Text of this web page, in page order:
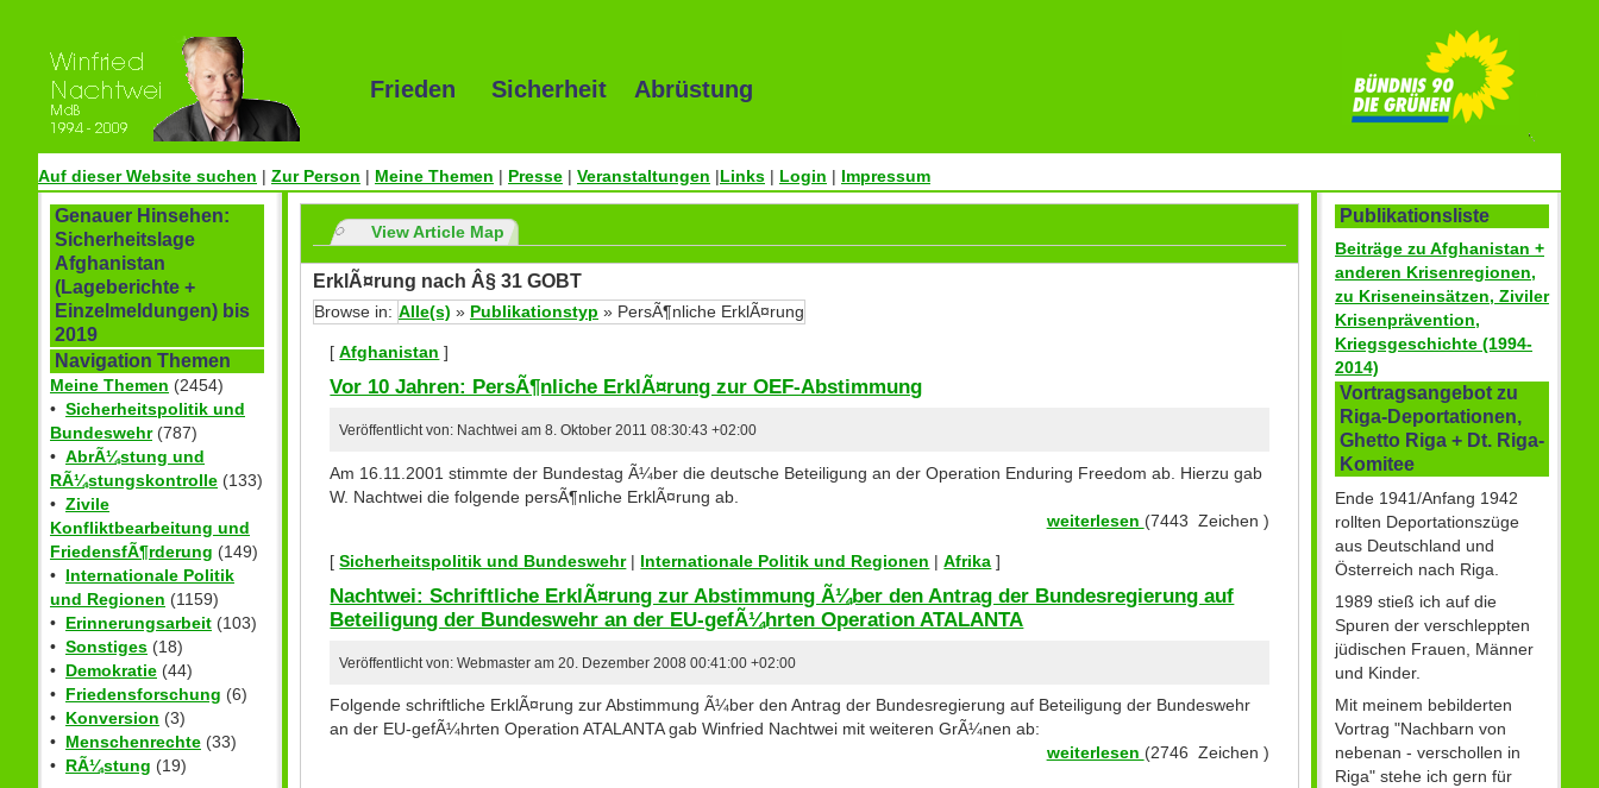
Frieden Sicherheit Abrüstung
Auf dieser Website suchen | Zur Person | Meine Themen | Presse | Veranstaltungen |Links | Login | Impressum
Genauer Hinsehen:
Sicherheitslage
Afghanistan
(Lageberichte +
Einzelmeldungen) bis
2019
Navigation Themen
Meine Themen (2454)
• Sicherheitspolitik und
Bundeswehr(787)
• AbrÃ¼stung und
RÃ¼stungskontrolle (133)
• Zivile
Konfliktbearbeitung und
FriedensfÃ¶rderung (149)
• Internationale Politik
und Regionen (1159)
• Erinnerungsarbeit (103)
• Sonstiges (18)
• Demokratie (44)
• Friedensforschung (6)
• Konversion (3)
• Menschenrechte (33)
• RÃ¼stung (19)
View Article Map
ErklÃ¤rung nach Â§ 31 GOBT
Browse in: Alle(s) » Publikationstyp » PersÃ¶nliche ErklÃ¤rung
[Afghanistan ]
Vor 10 Jahren: PersÃ¶nliche ErklÃ¤rung zur OEF-Abstimmung
Veröffentlicht von: Nachtwei am 8. Oktober 2011 08:30:43 +02:00
Am 16.11.2001 stimmte der Bundestag Ã¼ber die deutsche Beteiligung an der Operation Enduring Freedom ab. Hierzu gab
W. Nachtwei die folgende persÃ¶nliche ErklÃ¤rung ab.
weiterlesen (7443 Zeichen )
[Sicherheitspolitik und Bundeswehr| Internationale Politik und Regionen |Afrika ]
Nachtwei: Schriftliche ErklÃ¤rung zur Abstimmung Ã¼ber den Antrag der Bundesregierung auf
Beteiligung der Bundeswehr an der EU-gefÃ¼hrten Operation ATALANTA
Veröffentlicht von: Webmaster am 20. Dezember 2008 00:41:00 +02:00
Folgende schriftliche ErklÃ¤rung zur Abstimmung Ã¼ber den Antrag der Bundesregierung auf Beteiligung der Bundeswehr
an der EU-gefÃ¼hrten Operation ATALANTA gab Winfried Nachtwei mit weiteren GrÃ¼nen ab:
weiterlesen (2746 Zeichen )
Publikationsliste
Beiträge zu Afghanistan +
anderen Krisenregionen,
zu Kriseneinsätzen, Ziviler
Krisenprävention,
Kriegsgeschichte (1994-
2014)
Vortragsangebot zu
Riga-Deportationen,
Ghetto Riga + Dt. Riga-
Komitee
Ende 1941/Anfang 1942
rollten Deportationszüge
aus Deutschland und
Österreich nach Riga.
1989 stieß ich auf die
Spuren der verschleppten
jüdischen Frauen, Männer
und Kinder.
Mit meinem bebilderten
Vortrag "Nachbarn von
nebenan - verschollen in
Riga" stehe ich gern für